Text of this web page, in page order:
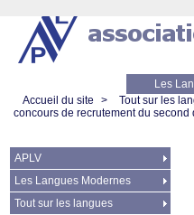
Les
Accueil du site
> Tout sur les
concours de recrutement du second
APLV
Les Langues Modernes
Tout sur les langues